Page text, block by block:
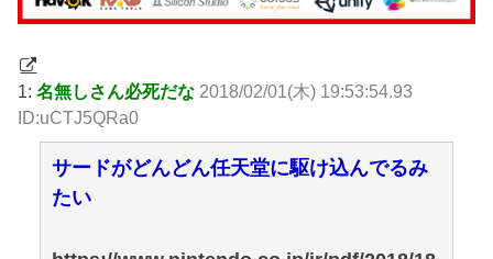
1:名無しさん必死だな 2018/02/01(木) 19:53:54.93
ID:uCTJ5QRa0
サードがどんどん任天堂に駆け込んでるみ
たい